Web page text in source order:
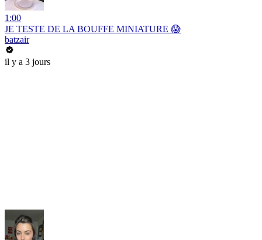
1:00
JE TESTE DE LA BOUFFE MINIATURE 😱
batzair
il y a 3 jours